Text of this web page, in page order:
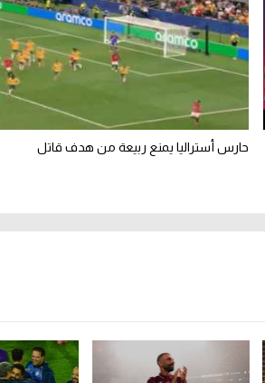
حارس أستراليا يمنع ربيعة من هدف قاتل